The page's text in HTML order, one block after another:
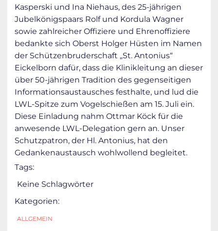
Kasperski und Ina Niehaus, des 25-jährigen
Jubelkönigspaars Rolf und Kordula Wagner
sowie zahlreicher Offiziere und Ehrenoffiziere
bedankte sich Oberst Holger Hüsten im Namen
der Schützenbruderschaft „St. Antonius“
Eickelborn dafür, dass die Klinikleitung an dieser
über 50-jährigen Tradition des gegenseitigen
Informationsaustausches festhalte, und lud die
LWL-Spitze zum Vogelschießen am 15. Juli ein.
Diese Einladung nahm Ottmar Köck für die
anwesende LWL-Delegation gern an. Unser
Schutzpatron, der Hl. Antonius, hat den
Gedankenaustausch wohlwollend begleitet.
Tags:
Keine Schlagwörter
Kategorien:
ALLGEMEIN